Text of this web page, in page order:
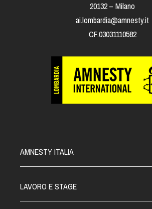
20132 – Milano
ai.lombardia@amnesty.it
CF.03031110582
AMNESTY ITALIA
LAVORO E STAGE